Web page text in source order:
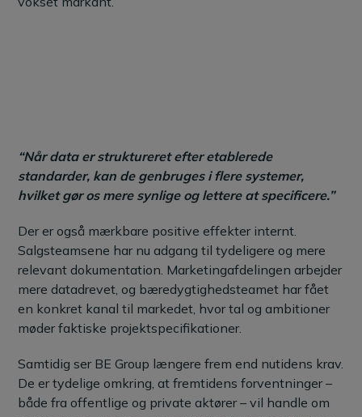
“Når data er struktureret efter etablerede
standarder, kan de genbruges i flere systemer,
hvilket gør os mere synlige og lettere at specificere.”
Der er også mærkbare positive effekter internt.
Salgsteamsene har nu adgang til tydeligere og mere
relevant dokumentation. Marketingafdelingen arbejder
mere datadrevet, og bæredygtighedsteamet har fået
en konkret kanal til markedet, hvor tal og ambitioner
møder faktiske projektspecifikationer.
Samtidig ser BE Group længere frem end nutidens krav.
De er tydelige omkring, at fremtidens forventninger –
både fra offentlige og private aktører – vil handle om